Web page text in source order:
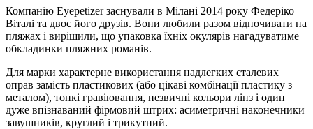
Компанію Eyepetizer заснували в Мілані 2014 року Федеріко
Віталі та двоє його друзів. Вони любили разом відпочивати на
пляжах і вирішили, що упаковка їхніх окулярів нагадуватиме
обкладинки пляжних романів.
Для марки характерне використання надлегких сталевих
оправ замість пластикових (або цікаві комбінації пластику з
металом), тонкі гравіювання, незвичні кольори лінз і один
дуже впізнаваний фірмовий штрих: асиметричні наконечники
завушників, круглий і трикутний.